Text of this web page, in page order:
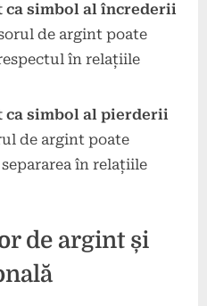
simbol al încrederii
de argint poate
în relațiile
simbol al pierderii
de argint poate
în relațiile
de argint și